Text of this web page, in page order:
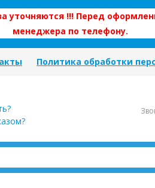
!!! Перед
менеджера по телефону.
Политика обработки